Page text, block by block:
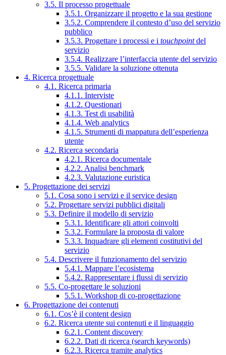
3.5. Il processo progettuale
3.5.1. Organizzare il progetto e la sua gestione
3.5.2. Comprendere il contesto d’uso del servizio
pubblico
3.5.3. Progettare i processi e i touchpointdel
servizio
3.5.4. Realizzare l’interfaccia utente del servizio
3.5.5. Validare la soluzione ottenuta
4. Ricerca progettuale
4.1. Ricerca primaria
4.1.1. Interviste
4.1.2. Questionari
4.1.3. Test di usabilità
4.1.4. Web analytics
4.1.5. Strumenti di mappatura dell’esperienza
utente
4.2. Ricerca secondaria
4.2.1. Ricerca documentale
4.2.2. Analisi benchmark
4.2.3. Valutazione euristica
5. Progettazione dei servizi
5.1. Cosa sono i servizi e il service design
5.2. Progettare servizi pubblici digitali
5.3. Definire il modello di servizio
5.3.1. Identificare gli attori coinvolti
5.3.2. Formulare la proposta di valore
5.3.3. Inquadrare gli elementi costitutivi del
servizio
5.4. Descrivere il funzionamento del servizio
5.4.1. Mappare l’ecosistema
5.4.2. Rappresentare i flussi di servizio
5.5. Co-progettare le soluzioni
5.5.1. Workshop di co-progettazione
6. Progettazione dei contenuti
6.1. Cos’è il content design
6.2. Ricerca utente sui contenuti e il linguaggio
6.2.1. Content discovery
6.2.2. Dati di ricerca (search keywords)
6.2.3. Ricerca tramite analytics